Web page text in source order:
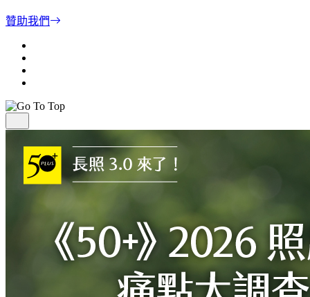
贊助我們